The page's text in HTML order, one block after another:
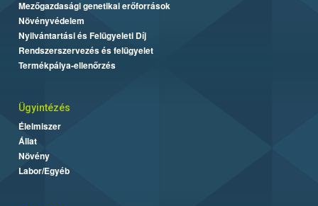
Mezőgazdasági genetikai erőforrások
Növényvédelem
Nyilvántartási és Felügyeleti Díj
Rendszerszervezés és felügyelet
Termékpálya-ellenőrzés
Ügyintézés
Élelmiszer
Állat
Növény
Labor/Egyéb